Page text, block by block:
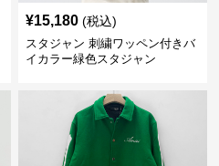
¥15,180 (税込)
スタジャン 刺繍ワッペン付きバ
イカラー緑色スタジャン